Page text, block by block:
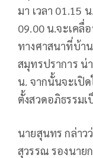
มา เวลา 01.15
09.00 น.จะเคลื่
ทางศาสนาที่บ้า
สมุทรปราการ น่
น. จากนั้นจะเปิ
ตั้งสวดอภิธรรมเ
นายสุนทร กล่าว
สุวรรณ รองนาย